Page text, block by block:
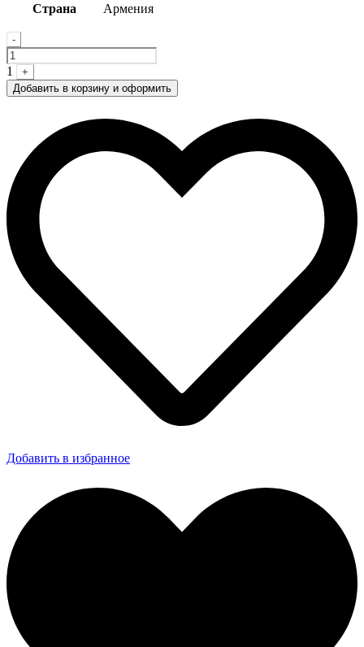
Страна Армения
Quantity
-
1
+
Добавить в корзину и оформить
Добавить в избранное